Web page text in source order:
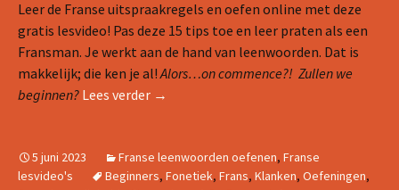
Leer de Franse uitspraakregels en oefen online met deze
gratis lesvideo! Pas deze 15 tips toe en leer praten als een
Fransman. Je werkt aan de hand van leenwoorden. Dat is
makkelijk; die ken je al!Alors…on commence?! Zullen we
beginnen? Lees verder Lesvideo #1: Franse uitspraak oefenen
→
5 juni 2023 Franse leenwoorden oefenen, Franse
lesvideo's
Beginners, Fonetiek, Frans, Klanken, Oefeningen,